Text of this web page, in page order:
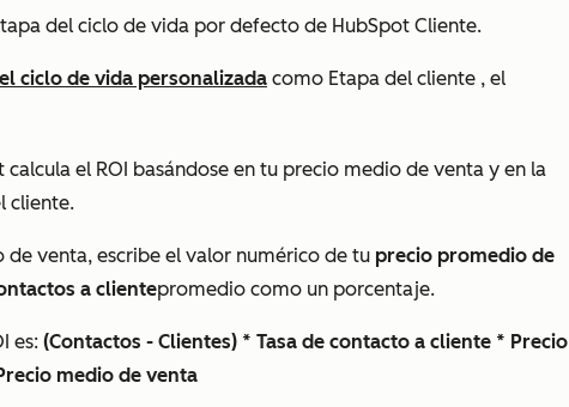
del ciclo de vida por defecto de HubSpot Cliente.
ciclo de vida personalizada como Etapa del cliente , el
calcula el ROI basándose en tu precio medio de venta y en la
cliente.
de venta, escribe el valor numérico de tu precio promedio de
a clientepromedio como un porcentaje.
es: (Contactos - Clientes) * Tasa de contacto a cliente * Precio
medio de venta